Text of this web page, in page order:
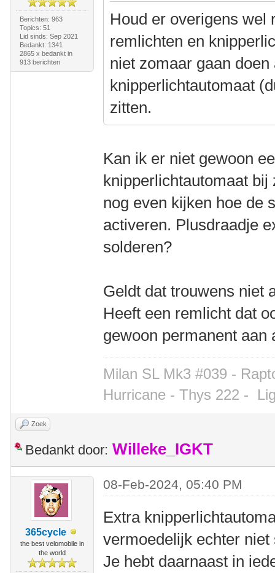
Berichten: 963
Topics: 51
Lid sinds: Sep 2021
Bedankt: 1341
2865 x bedankt in
913 berichten
Houd er overigens wel
remlichten en
niet zomaar gaan
knipperlichtautomaat
zitten.
Kan ik er niet gewoon
knipperlichtautomaat
nog even kijken hoe de
activeren. Plusdraadje
solderen?
Geldt dat trouwens niet
Heeft een remlicht dat
gewoon permanent
Milan SL Mk3 #039 -
Hurricane - Thys 222 -
Zoek
Bedankt door: Willeke_IGKT
365cycle
the best velomobile in
the world
08-Feb-2024, 05:40 PM
Extra
vermoedelijk echter niet
Je hebt daarnaast in